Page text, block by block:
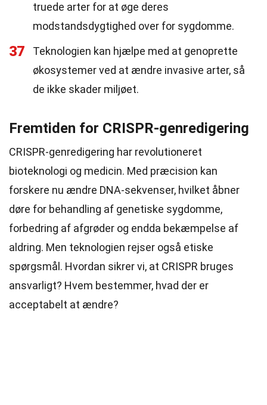
truede arter for at øge deres
modstandsdygtighed over for sygdomme.
37
Teknologien kan hjælpe med at genoprette
økosystemer ved at ændre invasive arter, så
de ikke skader miljøet.
Fremtiden for CRISPR-genredigering
CRISPR-genredigering har revolutioneret
bioteknologi og medicin. Med præcision kan
forskere nu ændre DNA-sekvenser, hvilket åbner
døre for behandling af genetiske sygdomme,
forbedring af afgrøder og endda bekæmpelse af
aldring. Men teknologien rejser også etiske
spørgsmål. Hvordan sikrer vi, at CRISPR bruges
ansvarligt? Hvem bestemmer, hvad der er
acceptabelt at ændre?